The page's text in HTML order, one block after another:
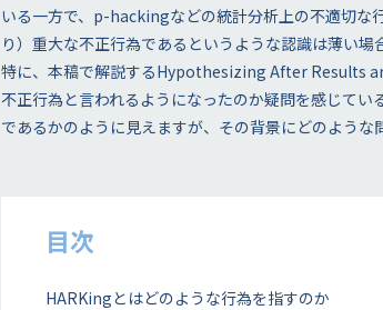
いる一方で、p-hackingなどの統計分析上の不適切な
り）重大な不正行為であるというような認識は薄い場
特に、本稿で解説するHypothesizing After Results
不正行為と言われるようになったのか疑問を感じて
であるかのように見えますが、その背景にどのような
目次
HARKingとはどのような行為を指すのか